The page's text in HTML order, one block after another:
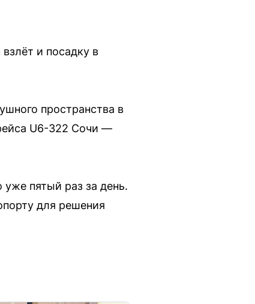
и посадку в
пространства в
U6-322 Сочи —
пятый раз за день.
для решения